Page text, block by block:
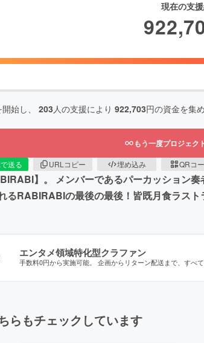
現在の支
始し、 203 人の支援により 922,703円の資金を集
もう一度プロジェク
送る URLコピー 埋め込み QRコ
】。 メンバーであるパーカッション
るRABIRABIの最後の最後！皆既月食ラス
エンタメ領域特化型クラファン
手数料0円から実施可能。 企画からリターン配送まで、すべ
らもチェックしています